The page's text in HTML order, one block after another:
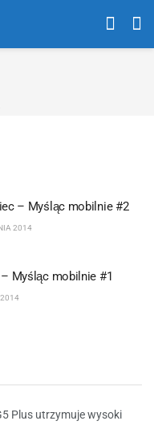
– Myśląc mobilnie #2
2014
Myśląc mobilnie #1
2014
Plus utrzymuje wysoki